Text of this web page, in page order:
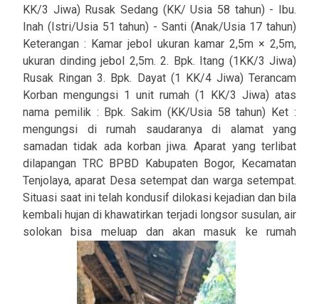
KK/3 Jiwa) Rusak Sedang (KK/ Usia 58 tahun) - Ibu.
Inah (Istri/Usia 51 tahun) - Santi (Anak/Usia 17 tahun)
Keterangan : Kamar jebol ukuran kamar 2,5m × 2,5m,
ukuran dinding jebol 2,5m. 2. Bpk. Itang (1KK/3 Jiwa)
Rusak Ringan 3. Bpk. Dayat (1 KK/4 Jiwa) Terancam
Korban mengungsi 1 unit rumah (1 KK/3 Jiwa) atas
nama pemilik : Bpk. Sakim (KK/Usia 58 tahun) Ket :
mengungsi di rumah saudaranya di alamat yang
samadan tidak ada korban jiwa. Aparat yang terlibat
dilapangan TRC BPBD Kabupaten Bogor, Kecamatan
Tenjolaya, aparat Desa setempat dan warga setempat.
Situasi saat ini telah kondusif dilokasi kejadian dan bila
kembali hujan di khawatirkan terjadi longsor susulan, air
solokan bisa meluap dan akan masuk ke rumah